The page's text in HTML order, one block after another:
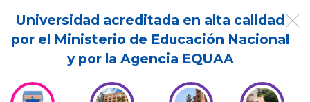
Universidad acreditada en alta calidad
por el Ministerio de Educación Nacional
y por la Agencia EQUAA